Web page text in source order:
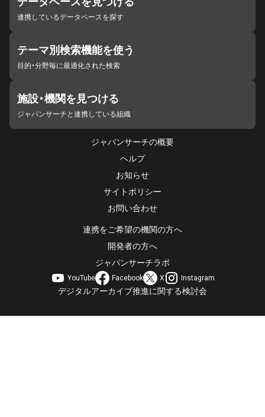
連携しているデータベースを探す
テーマ別検索機能を使う
目的・分野毎に最適化された検索
施設・機関を見つける
ジャパンサーチと連携している組織
ジャパンサーチの概要
ヘルプ
お知らせ
サイトポリシー
お問い合わせ
連携をご希望の機関の方へ
開発者の方へ
ジャパンサーチラボ
YouTube Facebook X Instagram
デジタルアーカイブ推進に関する検討会